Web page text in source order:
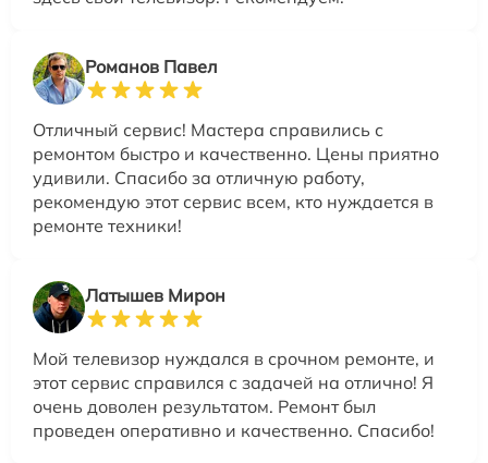
Романов Павел
Отличный сервис! Мастера справились с
ремонтом быстро и качественно. Цены приятно
удивили. Спасибо за отличную работу,
рекомендую этот сервис всем, кто нуждается в
ремонте техники!
Латышев Мирон
Мой телевизор нуждался в срочном ремонте, и
этот сервис справился с задачей на отлично! Я
очень доволен результатом. Ремонт был
проведен оперативно и качественно. Спасибо!